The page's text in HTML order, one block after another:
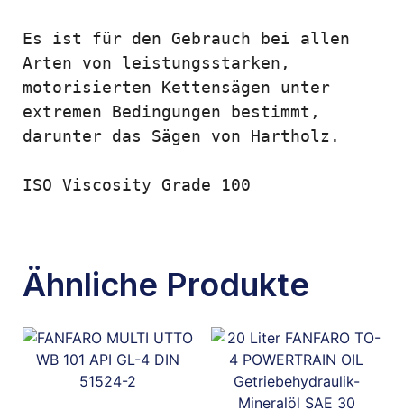
Es ist für den Gebrauch bei allen
Arten von leistungsstarken,
motorisierten Kettensägen unter
extremen Bedingungen bestimmt,
darunter das Sägen von Hartholz.
ISO Viscosity Grade 100
Ähnliche Produkte